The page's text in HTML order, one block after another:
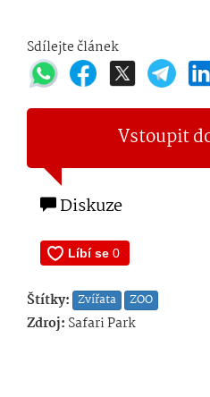
Sdílejte článek
Vstoupit
Diskuze
Štítky: Zvířata ZOO
Zdroj: Safari Park